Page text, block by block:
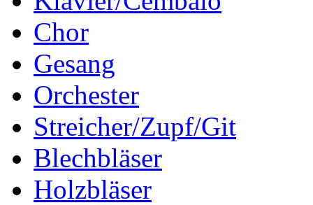
Chor
Gesang
Orchester
Streicher/Zupf/Git
Blechbläser
Holzbläser